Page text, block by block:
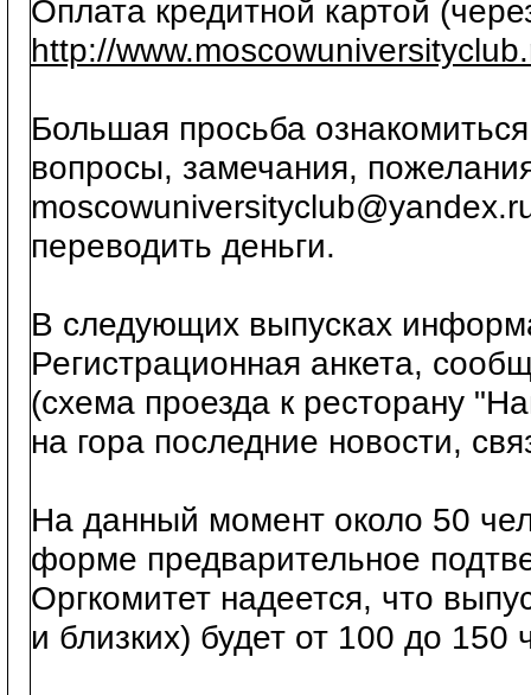
Оплата кредитной картой
http://
Большая просьба
вопросы, замечания,
переводить деньги.
В следующих выпусках
Регистрационная анкета,
(схема проезда к ресторану
на гора последние новости,
На данный момент около 50
форме предварительное
Оргкомитет надеется, что
и близких) будет от 100 до 150